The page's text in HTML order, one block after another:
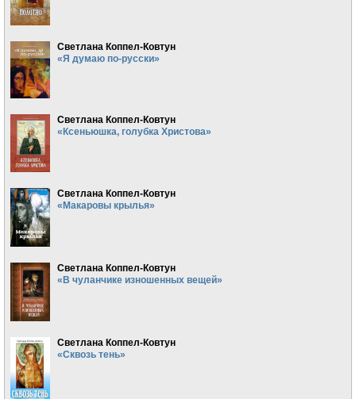
Светлана Коппел-Ковтун
«Я думаю по-русски»
Светлана Коппел-Ковтун
«Ксеньюшка, голубка Христова»
Светлана Коппел-Ковтун
«Макаровы крылья»
Светлана Коппел-Ковтун
«В чуланчике изношенных вещей»
Светлана Коппел-Ковтун
«Сквозь тень»